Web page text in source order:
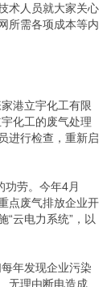
术人员就大家关心
所需各项成本等内
港立宇化工有限
化工的废气处理
进行检查，重新启
劳。今年4月
点废气排放企业开
“云电力系统”，以
年发现企业污染
无理由断电造成